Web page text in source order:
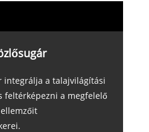
integrálja a talajvilágítási
feltérképezni a megfelelő